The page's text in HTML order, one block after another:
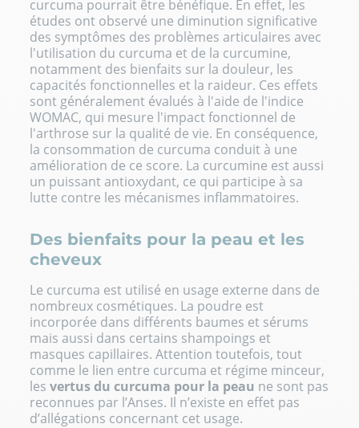
curcuma pourrait être bénéfique. En effet, les
études ont observé une diminution significative
des symptômes des problèmes articulaires avec
l'utilisation du curcuma et de la curcumine,
notamment des bienfaits sur la douleur, les
capacités fonctionnelles et la raideur. Ces effets
sont généralement évalués à l'aide de l'indice
WOMAC, qui mesure l'impact fonctionnel de
l'arthrose sur la qualité de vie. En conséquence,
la consommation de curcuma conduit à une
amélioration de ce score. La curcumine est aussi
un puissant antioxydant, ce qui participe à sa
lutte contre les mécanismes inflammatoires.
Des bienfaits pour la peau et les
cheveux
Le curcuma est utilisé en usage externe dans de
nombreux cosmétiques. La poudre est
incorporée dans différents baumes et sérums
mais aussi dans certains shampoings et
masques capillaires. Attention toutefois, tout
comme le lien entre curcuma et régime minceur,
lesvertus du curcuma pour la peau ne sont pas
reconnues par l’Anses. Il n’existe en effet pas
d’allégations concernant cet usage.